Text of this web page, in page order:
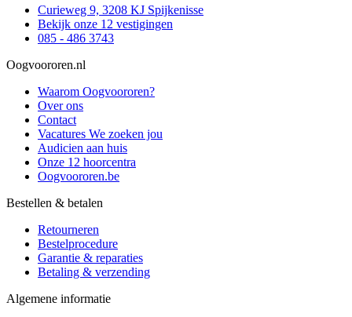
Curieweg 9, 3208 KJ Spijkenisse
Bekijk onze 12 vestigingen
085 - 486 3743
Oogvoororen.nl
Waarom Oogvoororen?
Over ons
Contact
Vacatures We zoeken jou
Audicien aan huis
Onze 12 hoorcentra
Oogvoororen.be
Bestellen & betalen
Retourneren
Bestelprocedure
Garantie & reparaties
Betaling & verzending
Algemene informatie